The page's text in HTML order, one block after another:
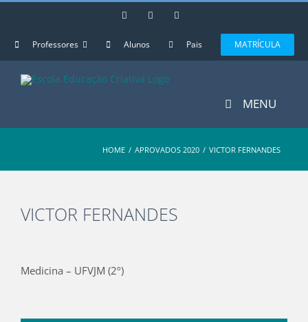
Skip
InstagramFacebook
Professores Alunos Pais MATRÍCULA
MENU
HOME / APROVADOS 2020 / VICTOR FERNANDES
VICTOR FERNANDES
Larger
Image
Medicina – UFVJM (2º)